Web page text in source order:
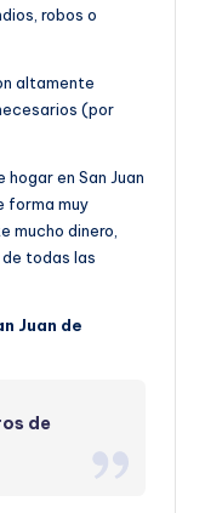
robos o
altamente
(por
en San Juan
forma muy
mucho dinero,
todas las
Juan de
de